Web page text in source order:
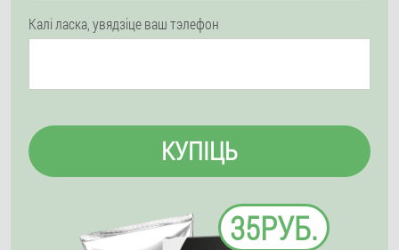
Калі ласка, увядзіце ваш тэлефон
КУПІЦЬ
35РУБ.